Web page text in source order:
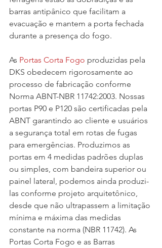
barras antipânico que facilitam a
evacuação e mantem a porta fechada
durante a presença do fogo.
As Portas Corta Fogo produzidas pela
DKS obedecem rigorosamente ao
processo de fabricação conforme
Norma ABNT-NBR 11742:2003. Nossas
portas P90 e P120 são certificadas pela
ABNT garantindo ao cliente e usuários
a segurança total em rotas de fugas
para emergências. Produzimos as
portas em 4 medidas padrões duplas
ou simples, com bandeira superior ou
painel lateral, podemos ainda produzi-
las conforme projeto arquitetônico,
desde que não ultrapassem a limitação
mínima e máxima das medidas
constante na norma (NBR 11742). As
Portas Corta Fogo e as Barras